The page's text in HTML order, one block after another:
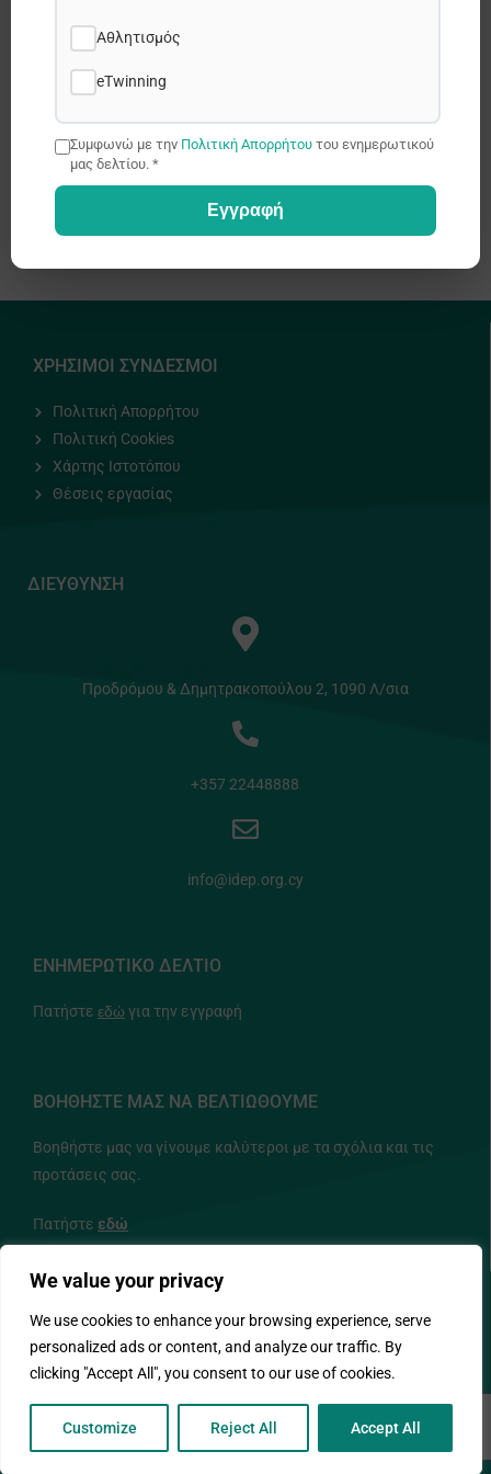
We value your privacy
We use cookies to enhance your browsing experience, serve
personalized ads or content, and analyze our traffic. By
clicking "Accept All", you consent to our use of cookies.
Customize Reject All Accept All
X
LinkedIn
ΧΡΗΣΙΜΟΙ ΣΥΝΔΕΣΜΟΙ
Πολιτική Απορρήτου
Πολιτική Cookies
Χάρτης Ιστοτόπου
Θέσεις εργασίας
ΔΙΕΥΘΥΝΣΗ
Προδρόμου & Δημητρακοπούλου 2, 1090 Λ/σια
+357 22448888
info@idep.org.cy
ΕΝΗΜΕΡΩΤΙΚΟ ΔΕΛΤΙΟ
Πατήστε εδώ για την εγγραφή
ΒΟΗΘΗΣΤΕ ΜΑΣ ΝΑ ΒΕΛΤΙΩΘΟΥΜΕ
Βοηθήστε μας να γίνουμε καλύτεροι με τα σχόλια και τις
προτάσεις σας.
Πατήστε εδώ
ΑΚΟΛΟΥΘΗΣΤΕ ΜΑΣ
© Copyright 2026 - ΙΔΕΠ - Designed and Developed by NETinfo PLC.
Αθλητισμός
eTwinning
Συμφωνώ με την Πολιτική Απορρήτου του ενημερωτικού
μας δελτίου. *
Εγγραφή